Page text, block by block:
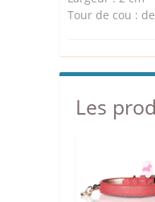
Tour de cou :
Les